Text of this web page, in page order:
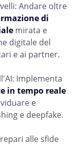
Andare oltre
di
mirata e
digitale del
e ai partner.
Implementa
in tempo reale
e
e deepfake.
alle sfide